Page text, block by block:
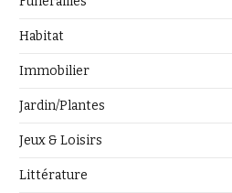
Habitat
Immobilier
Jardin/Plantes
Jeux & Loisirs
Littérature